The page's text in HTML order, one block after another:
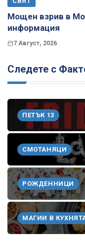
Мощен взрив в
информация
7 Август, 2026
Следете с
ПЕТЪК 13
СМОТАНЯЦИ
РОЖДЕННИЦИ
МАГИИ В